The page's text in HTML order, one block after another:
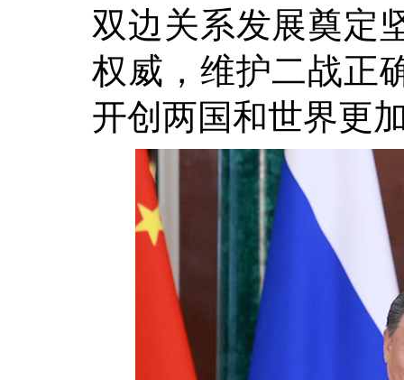
双边关系发展奠定
权威，维护二战正
开创两国和世界更